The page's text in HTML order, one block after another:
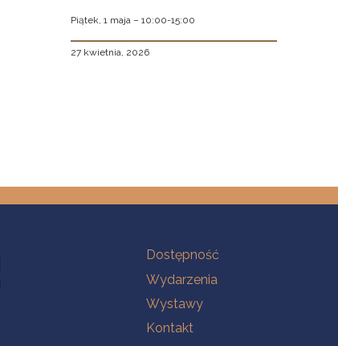
Piątek, 1 maja – 10:00-15:00
27 kwietnia, 2026
Na skróty
Dostępność
Wydarzenia
Wystawy
Kontakt